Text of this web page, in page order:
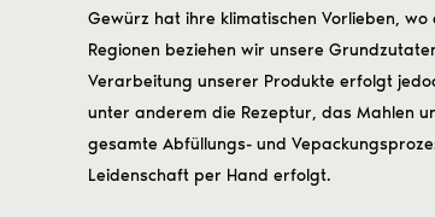
Gewürz hat ihre klimatischen Vorlieben,
Regionen beziehen wir unsere
Verarbeitung unserer Produkte erfolgt
unter anderem die Rezeptur, das Mahlen
gesamte Abfüllungs- und
Leidenschaft per Hand erfolgt.